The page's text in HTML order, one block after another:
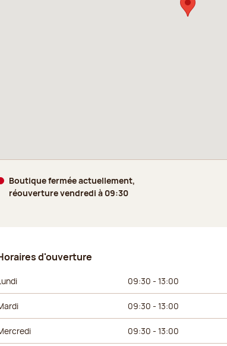
Boutique fermée actuellement,
réouverture vendredi à 09:30
d'ouverture
de la semaine Horaires du matin Horaires de
09:30 - 13:00
09:30 - 13:00
09:30 - 13:00